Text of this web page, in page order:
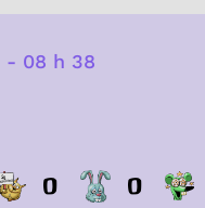
- 08 h 38
0 0